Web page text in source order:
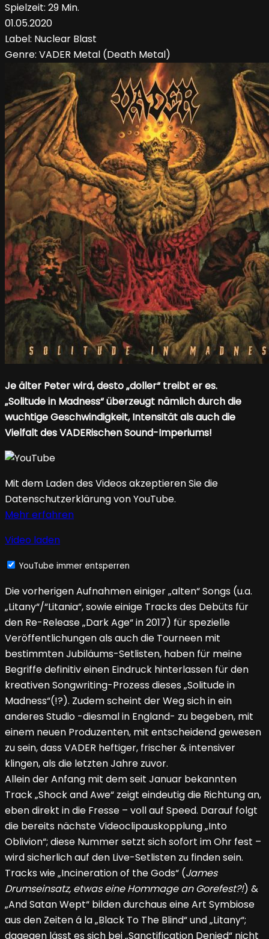
Spielzeit: 29 Min.
01.05.2020
Label: Nuclear Blast
Genre: VADER Metal (Death Metal)
Je älter Peter wird, desto „doller“ treibt er es.
„Solitude in Madness“ überzeugt nämlich durch die
wuchtige Geschwindigkeit, Intensität als auch die
Vielfalt des VADERischen Sound-Imperiums!
Mit dem Laden des Videos akzeptieren Sie die
Datenschutzerklärung von YouTube.
Mehr erfahren
Video laden
YouTube immer entsperren
Die vorherigen Aufnahmen einiger „alten“ Songs (u.a.
„Litany“/“Litania“, sowie einige Tracks des Debüts für
den Re-Release „Dark Age“ in 2017) für spezielle
Veröffentlichungen als auch die Tourneen mit
bestimmten Jubiläums-Setlisten, haben für meine
Begriffe definitiv einen Eindruck hinterlassen für den
kreativen Songwriting-Prozess dieses „Solitude in
Madness“(!?). Zudem scheint der Weg sich in ein
anderes Studio -diesmal in England- zu begeben, mit
einem neuen Produzenten, mit entscheidend gewesen
zu sein, dass VADER heftiger, frischer & intensiver
klingen, als die letzten Jahre zuvor.
Allein der Anfang mit dem seit Januar bekannten
Track „Shock and Awe“ zeigt eindeutig die Richtung an,
eben direkt in die Fresse – voll auf Speed. Darauf folgt
die bereits nächste Videoclipauskopplung „Into
Oblivion“; diese Nummer setzt sich sofort im Ohr fest –
wird sicherlich auf den Live-Setlisten zu finden sein.
Tracks wie „Incineration of the Gods“ (James
Drumseinsatz, etwas eine Hommage an Gorefest?!) &
„And Satan Wept“ bilden durchaus eine Art Symbiose
aus den Zeiten á la „Black To The Blind“ und „Litany“;
dagegen lässt es sich bei „Sanctification Denied“ nicht